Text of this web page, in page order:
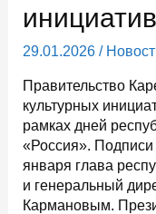
инициатив
29.01.2026/
Правительство
культурных
рамках дней
«Россия».
января глава
и генеральный
Кармановым.